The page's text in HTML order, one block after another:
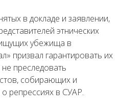
в докладе и заявлении,
этнических
убежища в
призвал гарантировать их
преследовать
собирающих и
репрессиях в СУАР.